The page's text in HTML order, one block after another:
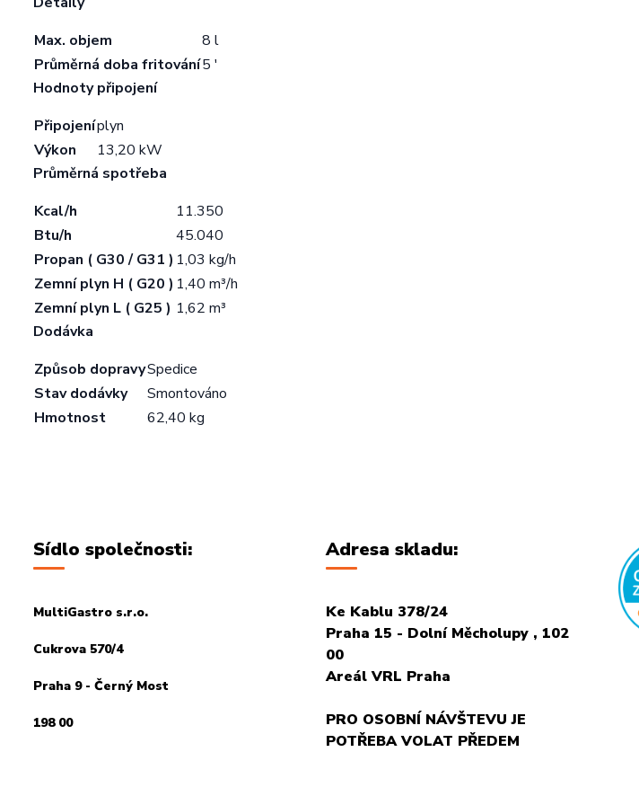
Max. objem
8 l
Průměrná doba fritování5 '
Hodnoty připojení
Připojeníplyn
Výkon
13,20 kW
Průměrná spotřeba
Kcal/h
11.350
Btu/h
45.040
Propan ( G30 / G31 ) 1,03 kg/h
Zemní plyn H ( G20 ) 1,40 m³/h
Zemní plyn L ( G25 ) 1,62 m³
Dodávka
Způsob dopravySpedice
Stav dodávky
Smontováno
Hmotnost
62,40 kg
Sídlo společnosti:
MultiGastro s.r.o.
Cukrova 570/4
Praha 9 - Černý Most
198 00
Adresa skladu:
Ke Kablu 378/24
Praha 15 - Dolní Měcholupy , 102
00
Areál VRL Praha
PRO OSOBNÍ NÁVŠTEVU JE
POTŘEBA VOLAT PŘEDEM